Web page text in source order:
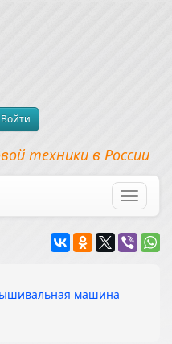
техники в России
машина